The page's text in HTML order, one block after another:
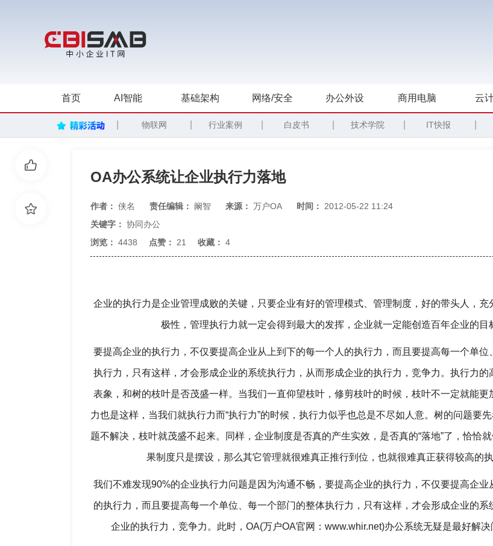
首页 AI智能 基础架构 网络/安全 办公外设 商用电脑 云
物联网 行业案例 白皮书 技术学院 IT快报
OA办公系统让企业执行力落地
作者： 侠名 责任编辑： 阚智 来源： 万户OA 时间： 2012-05-22 11:24
关键字： 协同办公
浏览： 4438 点赞： 21 收藏： 4
企业的执行力是企业管理成败的关键，只要企业有好的管理模式、管理制度，好的带头人，充
极性，管理执行力就一定会得到最大的发挥，企业就一定能创造百年企业的目
要提高企业的执行力，不仅要提高企业从上到下的每一个人的执行力，而且要提高每一个单位
执行力，只有这样，才会形成企业的系统执行力，从而形成企业的执行力，竞争力。执行力的
表象，和树的枝叶是否茂盛一样。当我们一直仰望枝叶，修剪枝叶的时候，枝叶不一定就能更
力也是这样，当我们就执行力而“执行力”的时候，执行力似乎也总是不尽如人意。树的问题要
题不解决，枝叶就茂盛不起来。同样，企业制度是否真的产生实效，是否真的“落地”了，恰恰
果制度只是摆设，那么其它管理就很难真正推行到位，也就很难真正获得较高的执
我们不难发现90%的企业执行力问题是因为沟通不畅，要提高企业的执行力，不仅要提高企业
的执行力，而且要提高每一个单位、每一个部门的整体执行力，只有这样，才会形成企业的系
企业的执行力，竞争力。此时，OA(万户OA官网：www.whir.net)办公系统无疑是最好解决